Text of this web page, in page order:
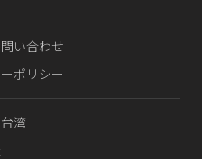
い合わせ
ポリシー
湾